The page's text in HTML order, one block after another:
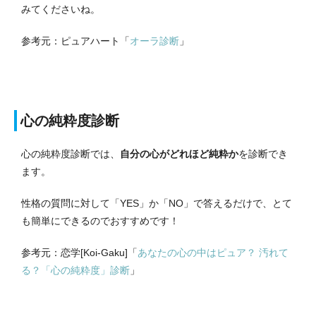
みてくださいね。
参考元：ピュアハート「オーラ診断 」
心の純粋度診断
心の純粋度診断では、 自分の心がどれほど純粋かを診断でき
ます。
性格の質問に対して「YES」か「NO」で答えるだけで、とて
も簡単にできるのでおすすめです！
参考元：恋学[Koi-Gaku]「あなたの心の中はピュア？ 汚れて
る？「心の純粋度」診断 」